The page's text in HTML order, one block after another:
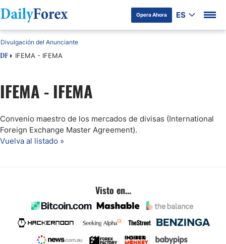
Opera Ahora ES
DF IFEMA - IFEMA
Divulgación del Anunciante
IFEMA - IFEMA
Convenio maestro de los mercados de divisas (International
Foreign Exchange Master Agreement).
Vuelva al listado »
Visto en...